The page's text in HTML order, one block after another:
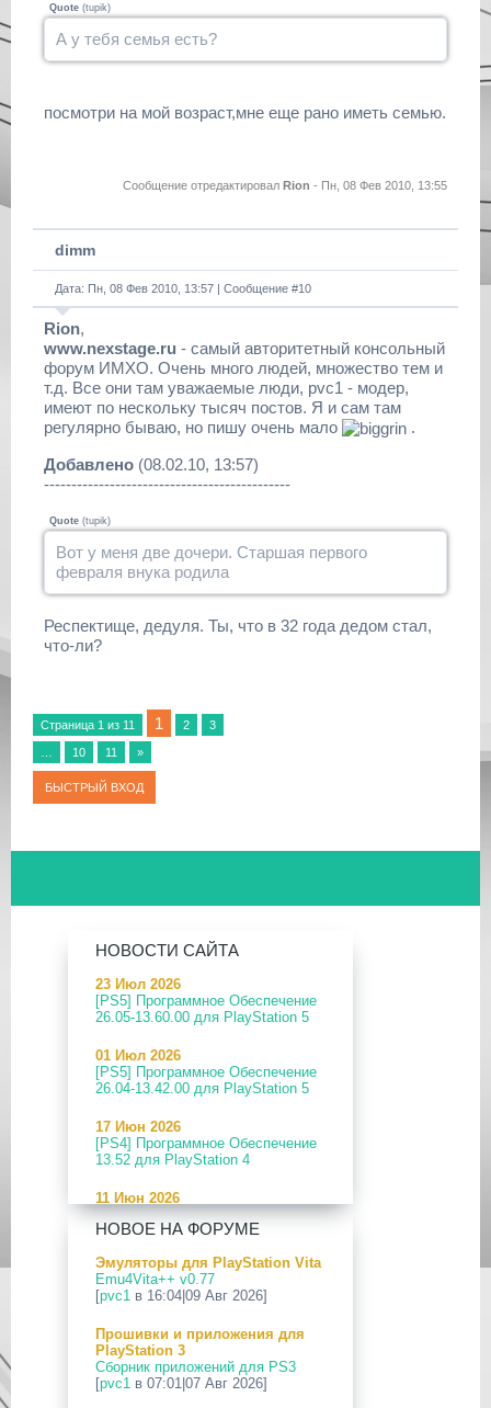
Quote (tupik)
А у тебя семья есть?
посмотри на мой возраст,мне еще рано иметь семью.
Сообщение отредактировал Rion - Пн, 08 Фев 2010, 13:55
dimm
Дата: Пн, 08 Фев 2010, 13:57 | Сообщение #10
Rion,
www.nexstage.ru - самый авторитетный консольный
форум ИМХО. Очень много людей, множество тем и
т.д. Все они там уважаемые люди, pvc1 - модер,
имеют по нескольку тысяч постов. Я и сам там
регулярно бываю, но пишу очень мало
.
Добавлено (08.02.10, 13:57)
---------------------------------------------
Quote (tupik)
Вот у меня две дочери. Старшая первого
февраля внука родила
Респектище, дедуля. Ты, что в 32 года дедом стал,
что-ли?
Страница 1 из 11 1 2 3
10 11 »
НОВОСТИ САЙТА
23 Июл 2026
[PS5] Программное Обеспечение
26.05-13.60.00 для PlayStation 5
01 Июл 2026
[PS5] Программное Обеспечение
26.04-13.42.00 для PlayStation 5
17 Июн 2026
[PS4] Программное Обеспечение
13.52 для PlayStation 4
11 Июн 2026
[PS5] Программное Обеспечение
26.04-13.40.00 для PlayStation 5
24 Апр 2026
[PS5] Программное Обеспечение
26.03-13.20.00 для PlayStation 5
12 Апр 2026
[PS Portal] Программное
Обеспечение 7.0.2 для PS Portal
НОВОЕ НА ФОРУМЕ
Эмуляторы для PlayStation Vita
Emu4Vita++ v0.77
[pvc1 в 16:04|09 Авг 2026]
Прошивки и приложения для
PlayStation 3
Сборник приложений для PS3
[pvc1 в 07:01|07 Авг 2026]